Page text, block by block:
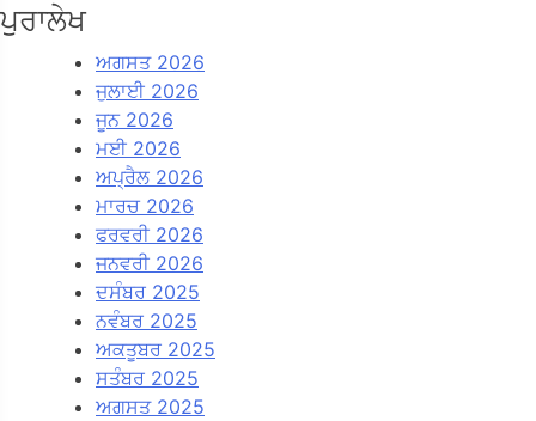
ਪੁਰਾਲੇਖ
ਅਗਸਤ 2026
ਜੁਲਾਈ 2026
ਜੂਨ 2026
ਮਈ 2026
ਅਪ੍ਰੈਲ 2026
ਮਾਰਚ 2026
ਫਰਵਰੀ 2026
ਜਨਵਰੀ 2026
ਦਸੰਬਰ 2025
ਨਵੰਬਰ 2025
ਅਕਤੂਬਰ 2025
ਸਤੰਬਰ 2025
ਅਗਸਤ 2025